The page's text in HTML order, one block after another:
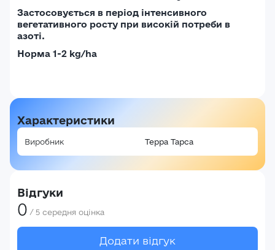
Застосовується в період інтенсивного
вегетативного росту при високій потреби в
азоті.
Норма 1-2 kg/ha
Характеристики
Виробник Терра Тарса
Відгуки
0 / 5 середня оцінка
Додати відгук